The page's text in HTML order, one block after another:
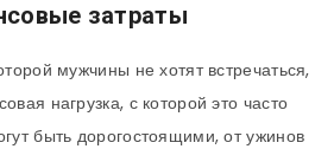
затраты
мужчины не хотят встречаться,
нагрузка, с которой это часто
быть дорогостоящими, от ужинов